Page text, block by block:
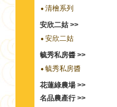
清檜系列
安欣二姑 >>
安欣二姑
毓秀私房醬 >>
毓秀私房醬
花蓮綠農場 >>
名品農產行 >>